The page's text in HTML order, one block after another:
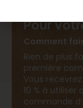
Pour
Comment
Rien de plus
première
Vous
10 % à
commande